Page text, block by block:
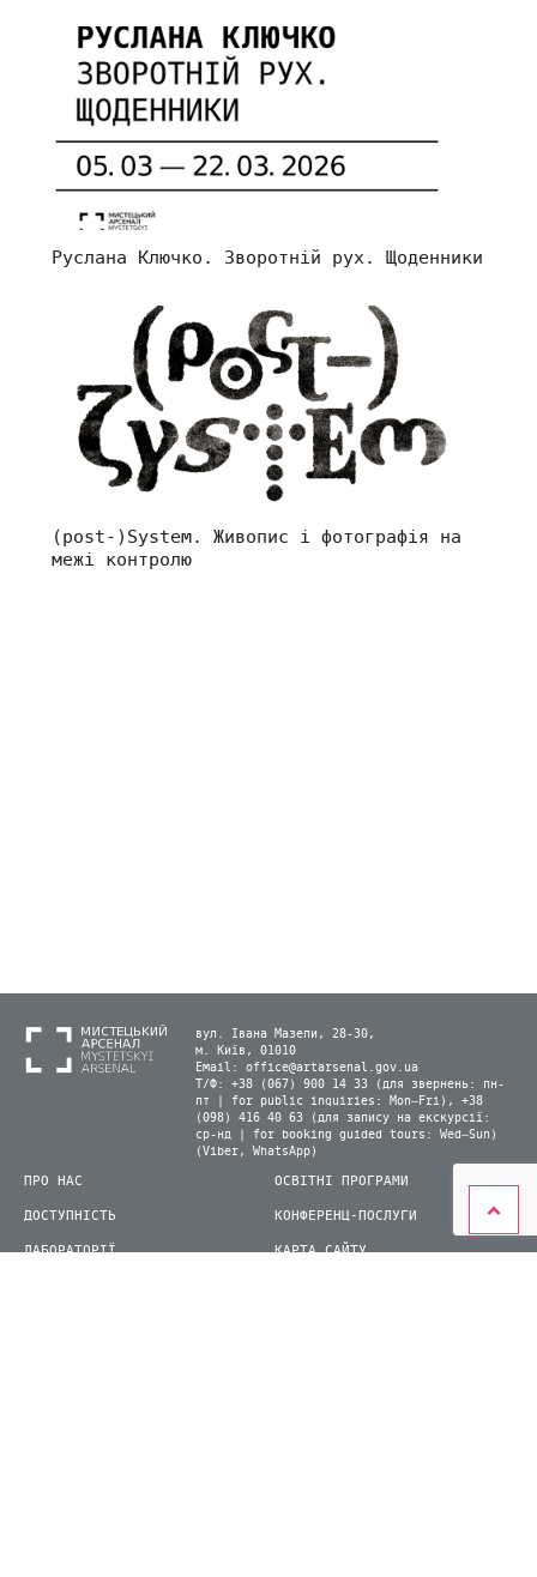
Руслана Ключко. Зворотній рух. Щоденники
(post-)System. Живопис і фотографія на
межі контролю
вул. Івана Мазепи, 28-30,
м. Київ, 01010
Email: office@artarsenal.gov.ua
Т/Ф: +38 (067) 900 14 33 (для звернень: пн-
пт | for public inquiries: Mon–Fri), +38
(098) 416 40 63 (для запису на екскурсії:
ср-нд | for booking guided tours: Wed–Sun)
(Viber, WhatsApp)
ПРО НАС
ДОСТУПНІСТЬ
ЛАБОРАТОРІЇ
ОСВІТНІ ПРОГРАМИ
КОНФЕРЕНЦ-ПОСЛУГИ
КАРТА САЙТУ